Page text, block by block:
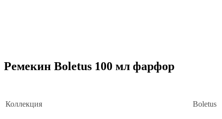
Ремекин Boletus 100 мл фарфор
Коллекция Boletus